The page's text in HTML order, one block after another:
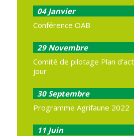
04 Janvier
Conférence OAB
29 Novembre
Comité de pilotage Plan
jour
30 Septembre
Programme Agrifaune 2022
11 Juin